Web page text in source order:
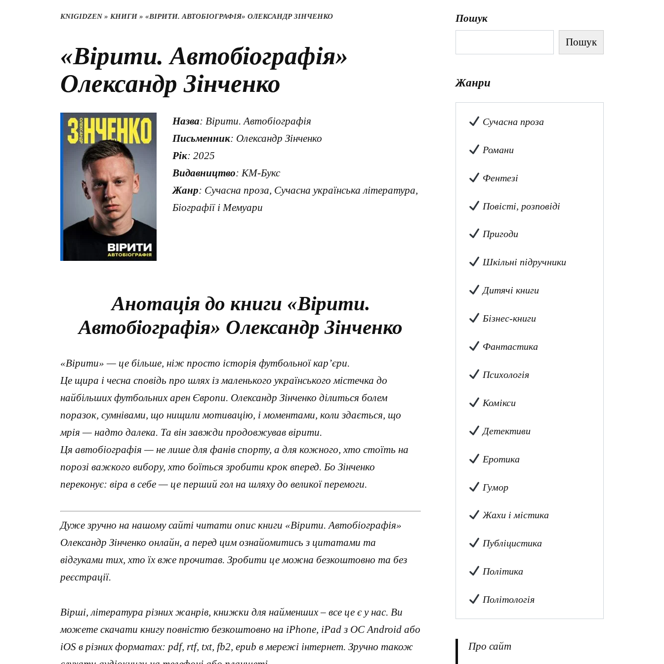
KNIGIDZEN» КНИГИ » «ВІРИТИ. АВТОБІОГРАФІЯ» ОЛЕКСАНДР ЗІНЧЕНКО
«Вірити. Автобіографія»
Олександр Зінченко
Назва: Вірити. Автобіографія
Письменник: Олександр Зінченко
Рік: 2025
Видавництво: КМ-Букс
Жанр: Сучасна проза, Сучасна українська література,
Біографії і Мемуари
Анотація до книги «Вірити.
Автобіографія» Олександр Зінченко
«Вірити» — це більше, ніж просто історія футбольної кар’єри.
Це щира і чесна сповідь про шлях із маленького українського містечка до
найбільших футбольних арен Європи. Олександр Зінченко ділиться болем
поразок, сумнівами, що нищили мотивацію, і моментами, коли здається, що
мрія — надто далека. Та він завжди продовжував вірити.
Ця автобіографія — не лише для фанів спорту, а для кожного, хто стоїть на
порозі важкого вибору, хто боїться зробити крок вперед. Бо Зінченко
переконує: віра в себе — це перший гол на шляху до великої перемоги.
Дуже зручно на нашому сайті читати опис книги «Вірити. Автобіографія»
Олександр Зінченко онлайн, а перед цим ознайомитись з цитатами та
відгуками тих, хто їх вже прочитав. Зробити це можна безкоштовно та без
реєстрації.
Вірші, література різних жанрів, книжки для найменших – все це є у нас. Ви
можете скачати книгу повністю безкоштовно на iPhone, iPad з ОС Android або
iOS в різних форматах: pdf, rtf, txt, fb2, epub в мережі інтернет. Зручно також
Пошук
Пошук
Жанри
Сучасна проза
Романи
Фентезі
Повісті, розповіді
Пригоди
Шкільні підручники
Дитячі книги
Бізнес-книги
Фантастика
Психологія
Комікси
Детективи
Еротика
Гумор
Жахи і містика
Публіцистика
Політика
Політологія
Про сайт